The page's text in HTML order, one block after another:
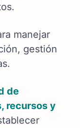
manejar
gestión
de
recursos y